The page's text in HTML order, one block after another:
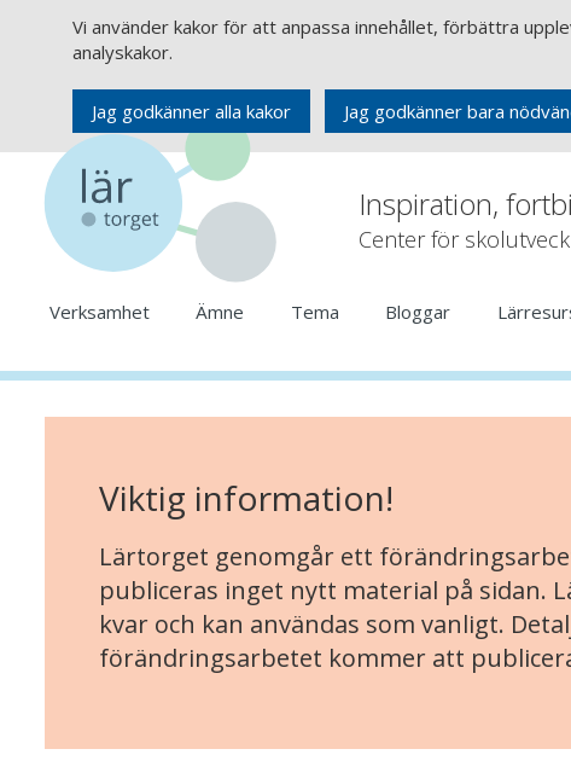
Vi använder kakor för att anpassa innehållet, förbättra
analyskakor.
Jag godkänner alla kakor Jag godkänner bara
Inspiration,
Center för
Verksamhet Ämne Tema Bloggar
Viktig information!
Lärtorget genomgår ett
publiceras inget nytt material på sidan.
kvar och kan användas som vanligt.
förändringsarbetet kommer att